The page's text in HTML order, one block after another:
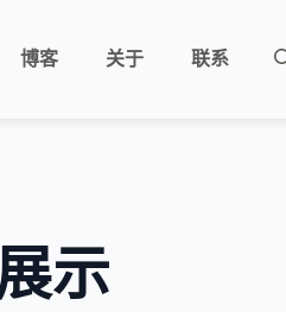
博客 关于
联系
示